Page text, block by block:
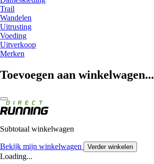
Trail
Wandelen
Uitrusting
Voeding
Uitverkoop
Merken
Toevoegen aan winkelwagen...
Subtotaal winkelwagen
Bekijk mijn winkelwagen Verder winkelen
Loading...